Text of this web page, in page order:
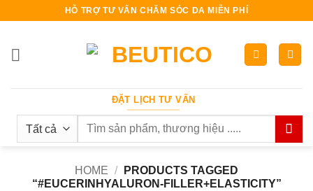
dung
HỖ TRỢ TƯ VẤN CHĂM SÓC DA MIỄN PHÍ
ĐẶT LỊCH TƯ VẤN
Search
HOME /
PRODUCTS TAGGED
“#EUCERINHYALURON-FILLER+ELASTICITY”